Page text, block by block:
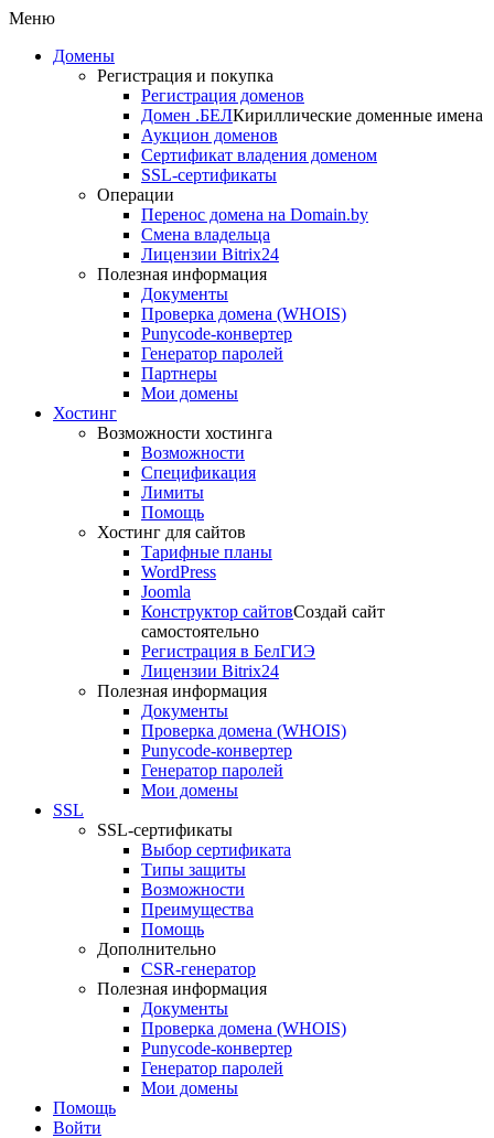
Меню
Домены
Регистрация и покупка
Регистрация доменов
Домен .БЕЛКириллические доменные имена
Аукцион доменов
Сертификат владения доменом
SSL-сертификаты
Операции
Перенос домена на Domain.by
Смена владельца
Лицензии Bitrix24
Полезная информация
Документы
Проверка домена (WHOIS)
Punycode-конвертер
Генератор паролей
Партнеры
Мои домены
Хостинг
Возможности хостинга
Возможности
Спецификация
Лимиты
Помощь
Хостинг для сайтов
Тарифные планы
WordPress
Joomla
Конструктор сайтовСоздай сайт
самостоятельно
Регистрация в БелГИЭ
Лицензии Bitrix24
Полезная информация
Документы
Проверка домена (WHOIS)
Punycode-конвертер
Генератор паролей
Мои домены
SSL
SSL-сертификаты
Выбор сертификата
Типы защиты
Возможности
Преимущества
Помощь
Дополнительно
CSR-генератор
Полезная информация
Документы
Проверка домена (WHOIS)
Punycode-конвертер
Генератор паролей
Мои домены
Помощь
Войти